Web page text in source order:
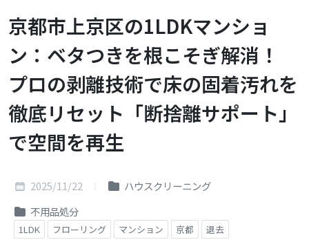
京都市上京区の1LDKマンショ
ン：ベタつきを根こそぎ解消！
プロの剥離技術で床の固着汚れを
徹底リセット「断捨離サポート」
で空間を再生
2025/11/22
ハウスクリーニング
不用品処分
1LDK フローリング マンション 京都 退去